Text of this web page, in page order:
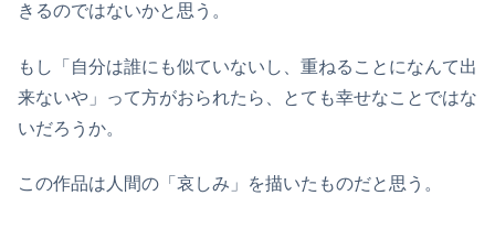
きるのではないかと思う。
もし「自分は誰にも似ていないし、重ねることになんて出
来ないや」って方がおられたら、とても幸せなことではな
いだろうか。
この作品は人間の「哀しみ」を描いたものだと思う。